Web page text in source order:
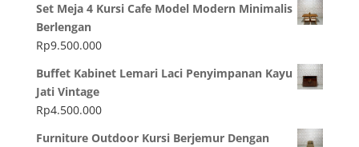
Set Meja 4 Kursi Cafe Model Modern Minimalis
Berlengan
Rp9.500.000
Buffet Kabinet Lemari Laci Penyimpanan Kayu
Jati Vintage
Rp4.500.000
Furniture Outdoor Kursi Berjemur Dengan